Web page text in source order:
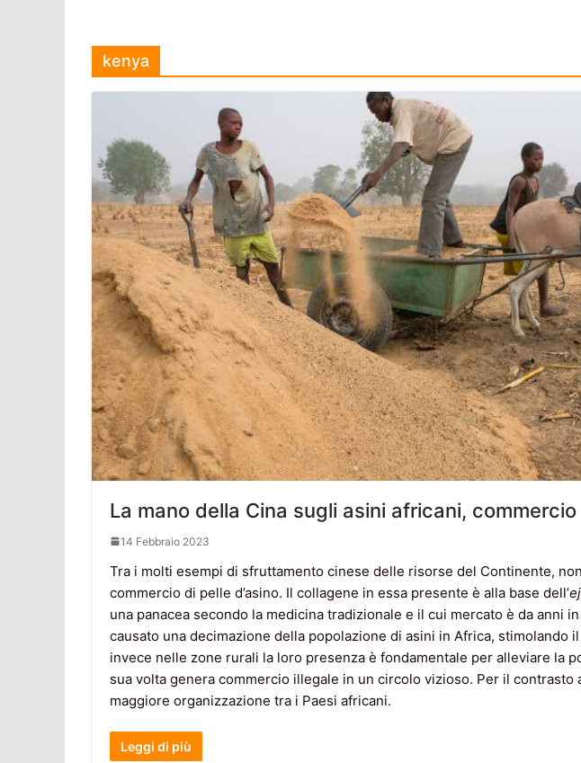
kenya
La mano della Cina sugli asini africani,
14 Febbraio 2023
Tra i molti esempi di sfruttamento cinese delle risorse del Continente,
commercio di pelle d’asino. Il collagene in essa presente è alla base dell’
una panacea secondo la medicina tradizionale e il cui mercato è da anni
causato una decimazione della popolazione di asini in Africa, stimolando
invece nelle zone rurali la loro presenza è fondamentale per alleviare la
sua volta genera commercio illegale in un circolo vizioso. Per il contrasto
maggiore organizzazione tra i Paesi africani.
Leggi di più